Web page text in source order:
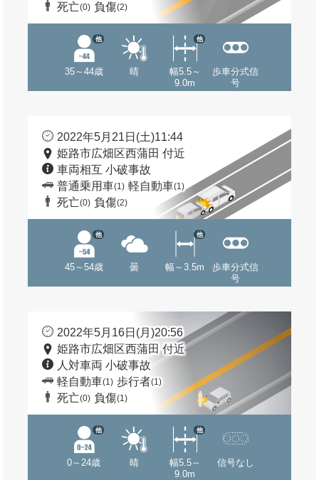
死亡(0) 負傷(2)
35～44歳
他
晴
幅5.5～
9.0m
他
歩車分式信
号
2022年5月21日(土)11:44
姫路市広畑区西蒲田 付近
車両相互 小破事故
普通乗用車(1) 軽自動車(1)
死亡(0) 負傷(2)
45～54歳
他
曇 幅～3.5m
他
歩車分式信
号
2022年5月16日(月)20:56
姫路市広畑区西蒲田 付近
人対車両 小破事故
軽自動車(1) 歩行者(1)
死亡(0) 負傷(1)
0～24歳
他
晴
幅5.5～
9.0m
他
信号なし